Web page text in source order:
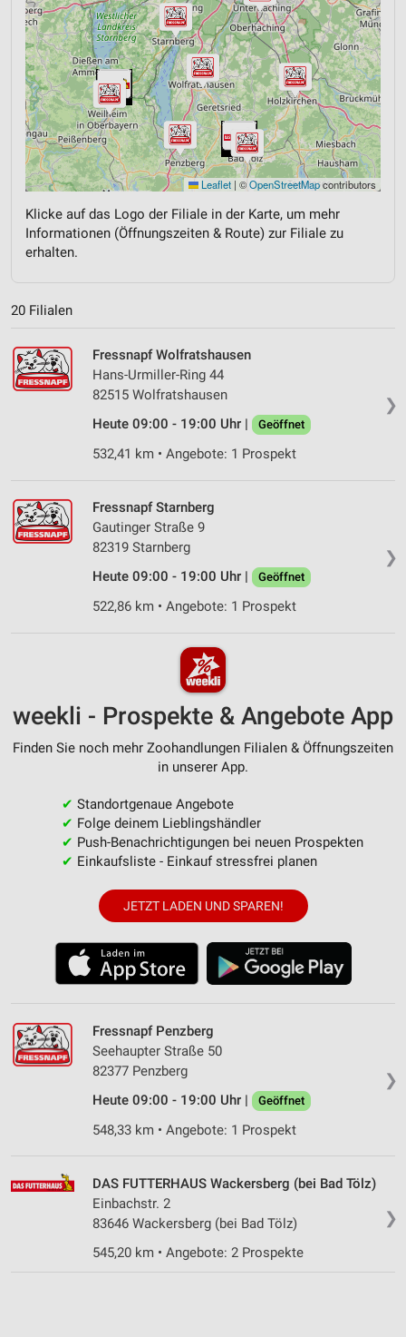
Leaflet | ©OpenStreetMapcontributors
Klicke auf das Logo der Filiale in der Karte, um mehr
Informationen (Öffnungszeiten & Route) zur Filiale zu
erhalten.
20 Filialen
❯
Fressnapf Wolfratshausen
Hans-Urmiller-Ring 44
82515 Wolfratshausen
Heute 09:00 - 19:00 Uhr |
Geöffnet
532,41 km • Angebote: 1 Prospekt
❯
Fressnapf Starnberg
Gautinger Straße 9
82319 Starnberg
Heute 09:00 - 19:00 Uhr |
Geöffnet
522,86 km • Angebote: 1 Prospekt
weekli - Prospekte & Angebote App
Finden Sie noch mehr Zoohandlungen Filialen & Öffnungszeiten
in unserer App.
✔ Standortgenaue Angebote
✔ Folge deinem Lieblingshändler
✔ Push-Benachrichtigungen bei neuen Prospekten
✔ Einkaufsliste - Einkauf stressfrei planen
JETZT LADEN UND SPAREN!
❯
Fressnapf Penzberg
Seehaupter Straße 50
82377 Penzberg
Heute 09:00 - 19:00 Uhr |
Geöffnet
548,33 km • Angebote: 1 Prospekt
❯
DAS FUTTERHAUS Wackersberg (bei Bad Tölz)
Einbachstr. 2
83646 Wackersberg (bei Bad Tölz)
545,20 km • Angebote: 2 Prospekte